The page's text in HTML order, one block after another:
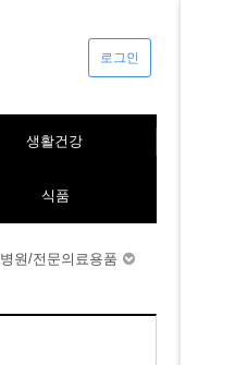
로그인
생활건강
식품
병원/전문의료용품